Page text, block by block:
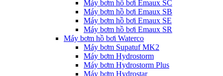
Máy bơm hồ bơi Emaux SC
Máy bơm hồ bơi Emaux SB
Máy bơm hồ bơi Emaux SE
Máy bơm hồ bơi Emaux SR
Máy bơm hồ bơi Waterco
Máy bơm Supatuf MK2
Máy bơm Hydrostorm
Máy bơm Hydrostorm Plus
Máy bơm Hydrostar